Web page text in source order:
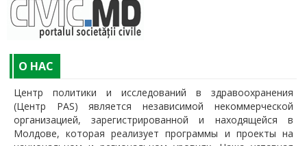
O НАС
Центр политики и исследований в здравоохранения
(Центр PAS) является независимой некоммерческой
организацией, зарегистрированной и находящейся в
Молдове, которая реализует программы и проекты на